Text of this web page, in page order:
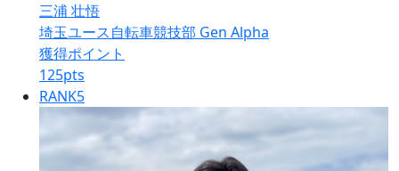
三浦 壮悟
埼玉ユース自転車競技部 Gen Alpha
獲得ポイント
125pts
RANK5